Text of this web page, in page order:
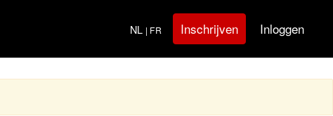
NL | FR Inschrijven Inloggen